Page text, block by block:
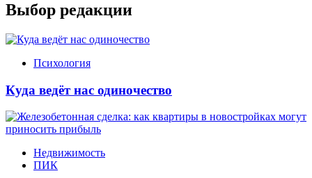
Выбор редакции
Психология
Куда ведёт нас одиночество
Недвижимость
ПИК